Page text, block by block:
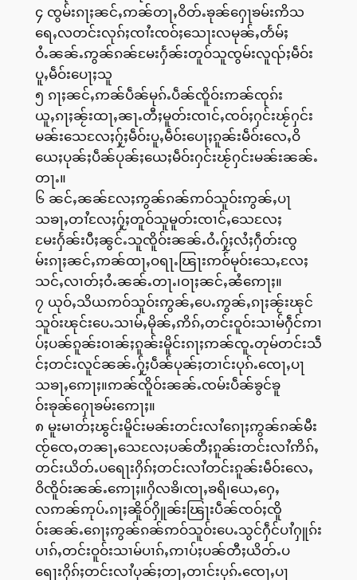
၄ ၸွမ်းၵႃႈၼင်ႇဢၼ်တႃႇဝိတ်ႉၶုၼ်ႁေႃၶမ်းဢိသ
ရေႇလတင်းလုၵ်ႈၸၢႆးၸဝ်ႈသေႃးလမုၼ်ႇတႅမ်ႈ
ဝႆႉၼၼ်ႉဢွၼ်ၵၼ်မႄးႁႅၼ်းတူဝ်သူၸွမ်းလူၺ်ႈမဵဝ်း
ပူႇမဵဝ်းပေႃႈသူ
၅ ၵႃႈၼင်ႇဢၼ်ပဵၼ်မုၵ်ႉပဵၼ်ၸိူဝ်းဢၼ်ၸုၵ်း
ယူႇၵႃႈၼႂ်းထႃႇၼႃႉတီႈမူတ်းၸၢင်ႇၸဝ်ႈႁင်းၽႂ်ႁင်း
မၼ်းသေလႄႈႁႂ်ႈမဵဝ်းပူႇမဵဝ်းပေႃႈၵူၼ်းမဵဝ်းလေႇဝိ
ယေႈပုၼ်ႈပဵၼ်ပုၼ်ႈယေႈမဵဝ်းႁင်းၽႂ်ႁင်းမၼ်းၼၼ်ႉ
တႃႉ။
၆ ၼင်ႇၼၼ်လႄႈဢွၼ်ၵၼ်ဢဝ်သူဝ်းဢွၼ်ႇပႃ
သၶႃႇတၢႆလႄႈႁႂ်ႈတူဝ်သူမူတ်းၸၢင်ႇသေလႄႈ
မႄးႁႅၼ်းပီႈၼွင်ႉသူၸိူဝ်းၼၼ်ႉဝႆႉႁႂ်ႈလႆႈႁဵတ်းၸွ
မ်းၵႃႈၼင်ႇဢၼ်ထႃႇဝရႃႉၽြႃးဢဝ်မုဝ်းသေႇလႄႈ
သင်ႇလၢတ်ႈဝႆႉၼၼ်ႉတႃႉ၊ဝႃႈၼင်ႇၼႆဢေႃႈ။
၇ ယုဝ်ႇသိယဢဝ်သူဝ်းဢွၼ်ႇပေႉဢွၼ်ႇၵႃႈၼႂ်းၽုင်
သူဝ်းၽုင်းပေႉသၢမ်ႇမိုၼ်ႇဢိၵ်ႇတင်းဝူဝ်းသၢမ်ႁဵင်ဢၢ
ပ်ႈပၼ်ၵူၼ်းဝၢၼ်ႈၵူၼ်းမိူင်းၵႃႈဢၼ်ၸူႉတုမ်တင်းသဵ
င်ႈတင်းလူင်ၼၼ်ႉႁႂ်ႈပဵၼ်ပုၼ်ႈတၢင်းပုၵ်ႉၸေႃႇပႃ
သၶႃႇဢေႃႈ။ဢၼ်ၸိူဝ်းၼၼ်ႉၸမ်းပဵၼ်ၶွင်ၶူ
ဝ်းၶုၼ်ႁေႃၶမ်းဢေႃႈ။
၈ မူးမၢတ်ႈၽွင်းမိူင်းမၼ်းတင်းလၢႆၵေႃႈဢွၼ်ၵၼ်မီး
ၸႂ်ၸေႇတၼႃႇသေလႄႈပၼ်တီႈၵူၼ်းတင်းလၢႆဢိၵ်ႇ
တင်းယိတ်ႉပရေႃးႁိၵ်ႈတင်းလၢႆတင်းၵူၼ်းမဵဝ်းလေႇ
ဝိၸိူဝ်းၼၼ်ႉဢေႃႈ။ႁိလၶိ၊ၸႃႇၶရိ၊ယေႇႁေႇ
လဢၼ်ဢုပ်ႉၵႃႈၼိူဝ်ႁိူၼ်းၽြႃးပဵၼ်ၸဝ်ႈၸိူ
ဝ်းၼၼ်ႉၵေႃႈဢွၼ်ၵၼ်ဢဝ်သူဝ်းပေႉသွင်ႁဵင်ပၢႆႁူၵ်း
ပၢၵ်ႇတင်းဝူဝ်းသၢမ်ပၢၵ်ႇဢၢပ်ႈပၼ်တီႈယိတ်ႉပ
ရေႃးႁိၵ်ႈတင်းလၢႆပုၼ်ႈတႃႇတၢင်းပုၵ်ႉၸေႃႇပႃ